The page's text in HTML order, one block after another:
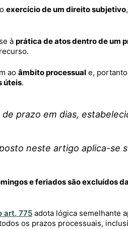
exercício de um direito subjetivo
à prática de atos dentro de um
ao âmbito processual e,
úteis.
prazo em dias,
neste artigo aplica-se
e feriados são excluídos
art. 775 adota lógica semelhante
os prazos processuais,